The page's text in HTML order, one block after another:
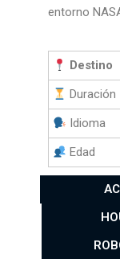
entorno
Destino
Duración
Idioma
Edad